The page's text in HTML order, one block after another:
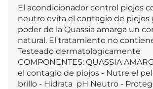
El acondicionador control piojos
neutro evita el contagio de piojos
poder de la Quassia amarga un
natural. El tratamiento no
Testeado dermatologicamente
COMPONENTES: QUASSIA
el contagio de piojos - Nutre el
brillo - Hidrata  pH Neutro -